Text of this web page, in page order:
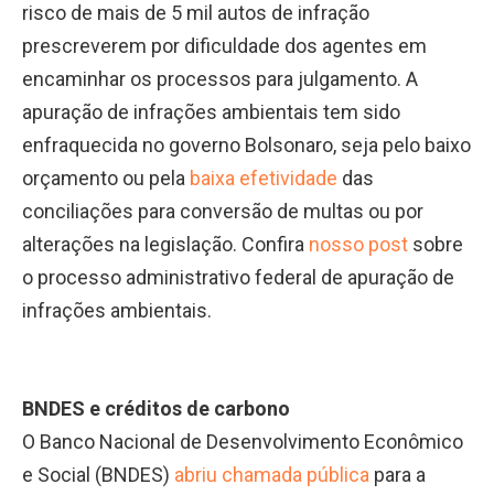
risco de mais de 5 mil autos de infração
prescreverem por dificuldade dos agentes em
encaminhar os processos para julgamento. A
apuração de infrações ambientais tem sido
enfraquecida no governo Bolsonaro, seja pelo baixo
orçamento ou pela baixa efetividade das
conciliações para conversão de multas ou por
alterações na legislação. Confira nosso post sobre
o processo administrativo federal de apuração de
infrações ambientais.
BNDES e créditos de carbono
O Banco Nacional de Desenvolvimento Econômico
e Social (BNDES) abriu chamada pública para a